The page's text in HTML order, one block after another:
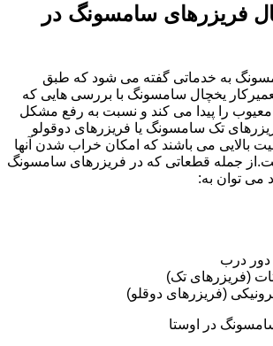
فریزرهای سامسونگ در
به خدماتی گفته می شود که طبق
یخچال سامسونگ با بررسی هایی که
را پیدا می کند و نسبت به رفع مشکل
تک سامسونگ یا فریزرهای دوقولو
بالایی می باشند که امکان خراب شدن آنها
جمله قطعاتی که در فریزرهای سامسونگ
توان به:
دور درب
(فریزرهای تک)
(فریزرهای دوقلو)
در اوستا